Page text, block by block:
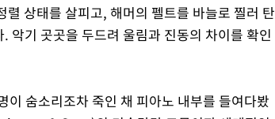
상태를 살피고, 해머의 펠트를 바늘로 찔러 탄
기 곳곳을 두드려 울림과 진동의 차이를 확인
숨소리조차 죽인 채 피아노 내부를 들여다봤